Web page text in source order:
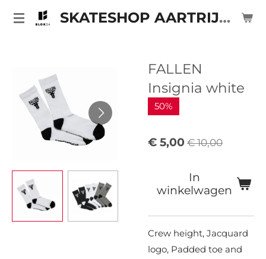
Ga
hoofdinhoud
SKATESHOP AARTRIJKE
FALLEN
Insignia white
50%
€ 5,00 € 10,00
In
winkelwagen
Crew height, Jacquard
logo, Padded toe and